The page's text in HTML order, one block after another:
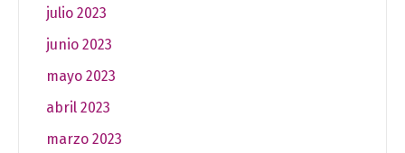
julio 2023
junio 2023
mayo 2023
abril 2023
marzo 2023